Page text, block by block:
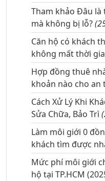
Tham khảo Đâu
mà không bị lỗ?
Căn hộ có khách
không mất thời
Hợp đồng thuê
khoản nào cho an
Cách Xử Lý Khi
Sửa Chữa, Bảo Trì
Làm môi giới 0
khách tìm được
Mức phí môi giới
hộ tại TP.HCM